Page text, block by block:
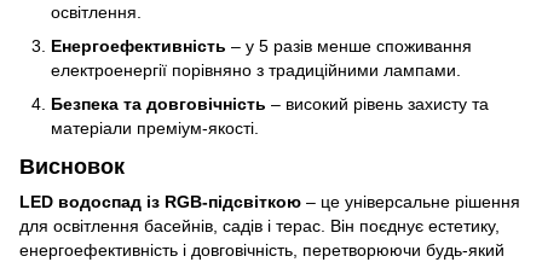
освітлення.
Енергоефективність – у 5 разів менше споживання
електроенергії порівняно з традиційними лампами.
Безпека та довговічність – високий рівень захисту та
матеріали преміум-якості.
Висновок
LED водоспад із RGB-підсвіткою – це універсальне рішення
для освітлення басейнів, садів і терас. Він поєднує естетику,
енергоефективність і довговічність, перетворюючи будь-який